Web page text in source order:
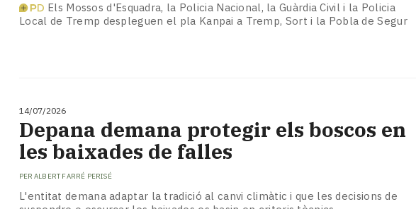
Els Mossos d'Esquadra, la Policia Nacional, la Guàrdia Civil i la Policia
Local de Tremp despleguen el pla Kanpai a Tremp, Sort i la Pobla de Segur
14/07/2026
Depana demana protegir els boscos en
les baixades de falles
PER ALBERT FARRÉ PERISÉ
L'entitat demana adaptar la tradició al canvi climàtic i que les decisions de